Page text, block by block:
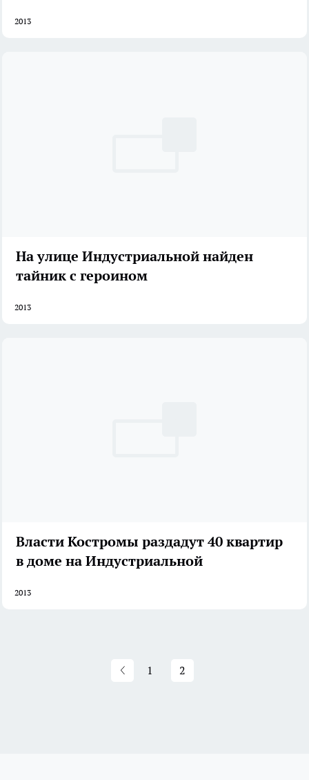
2013
На улице Индустриальной найден
тайник с героином
2013
Власти Костромы раздадут 40 квартир
в доме на Индустриальной
2013
1 2